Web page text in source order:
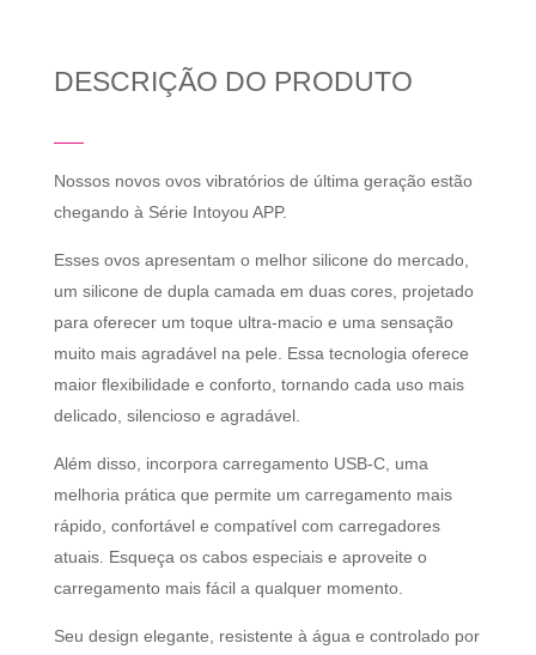
DESCRIÇÃO DO PRODUTO
Nossos novos ovos vibratórios de última geração estão
chegando à Série Intoyou APP.
Esses ovos apresentam o melhor silicone do mercado,
um silicone de dupla camada em duas cores, projetado
para oferecer um toque ultra-macio e uma sensação
muito mais agradável na pele. Essa tecnologia oferece
maior flexibilidade e conforto, tornando cada uso mais
delicado, silencioso e agradável.
Além disso, incorpora carregamento USB-C, uma
melhoria prática que permite um carregamento mais
rápido, confortável e compatível com carregadores
atuais. Esqueça os cabos especiais e aproveite o
carregamento mais fácil a qualquer momento.
Seu design elegante, resistente à água e controlado por